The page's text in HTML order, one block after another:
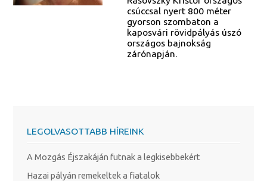
csúccsal nyert 800 méter
gyorson szombaton a
kaposvári rövidpályás úszó
országos bajnokság
zárónapján.
LEGOLVASOTTABB HÍREINK
A Mozgás Éjszakáján futnak a legkisebbekért
Hazai pályán remekeltek a fiatalok